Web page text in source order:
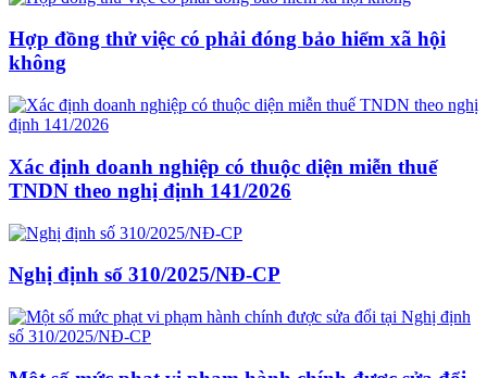
Hợp đồng thử việc có phải đóng bảo hiểm xã hội
không
Xác định doanh nghiệp có thuộc diện miễn thuế
TNDN theo nghị định 141/2026
Nghị định số 310/2025/NĐ-CP